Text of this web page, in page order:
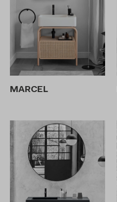
MARCEL